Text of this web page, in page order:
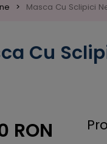
Masca Cu Sclipici
Cu
RON